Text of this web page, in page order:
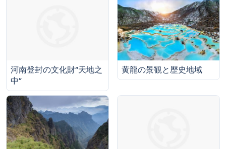
河南登封の文化財“天地之
中”
黄龍の景観と歴史地域